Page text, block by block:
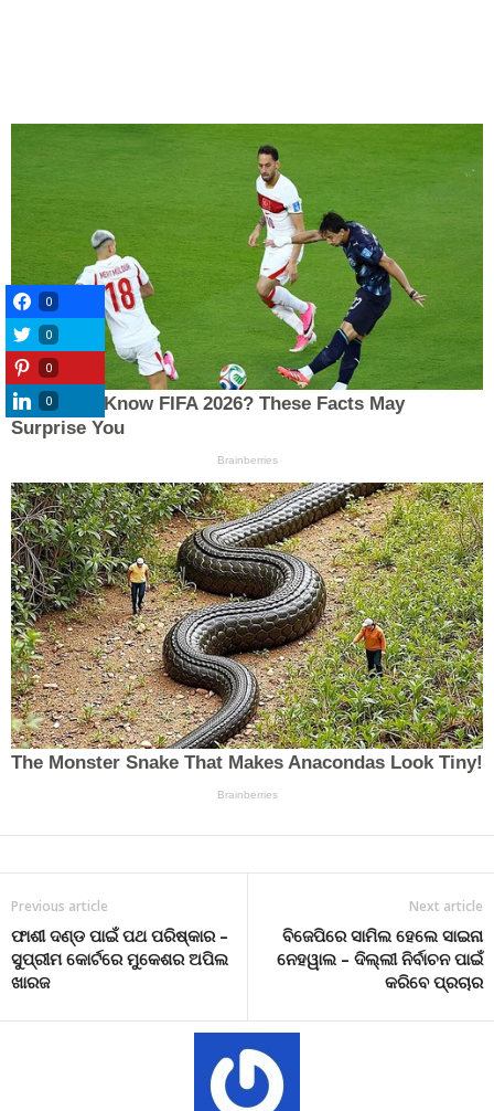
Previous article
ଫାଶୀ ଦଣ୍ଡ ପାଇଁ ପଥ ପରିଷ୍କାର –
ସୁପ୍ରୀମ କୋର୍ଟରେ ମୁକେଶର ଅପିଲ
ଖାରଜ
Next article
ବିଜେପିରେ ସାମିଲ ହେଲେ ସାଇନା
ନେହୱାଲ – ଦିଲ୍ଲୀ ନିର୍ବାଚନ ପାଇଁ
କରିବେ ପ୍ରଚାର
0
0
0
0